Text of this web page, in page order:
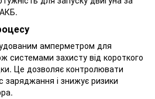
амперметром для
системами захисту від короткого
Це дозволяє контролювати
заряджання і знижує ризики